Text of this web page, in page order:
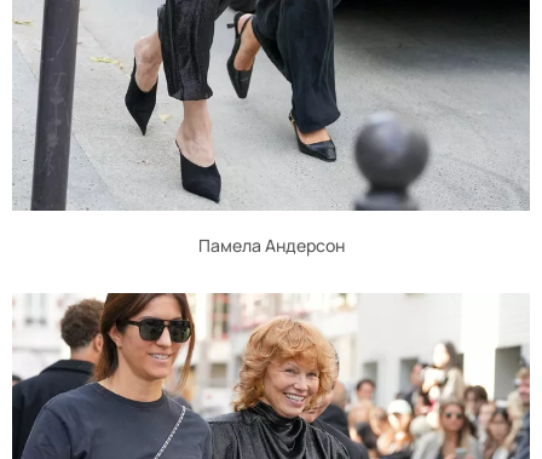
Памела Андерсон